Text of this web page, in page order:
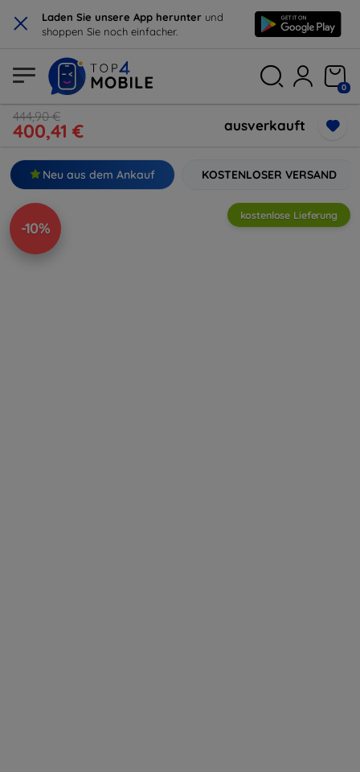
× Laden Sie unsere App herunter und
shoppen Sie noch einfacher.
0
444,90 €
400,41 € ausverkauft
Neu aus dem Ankauf KOSTENLOSER VERSAND
-10%
kostenlose Lieferung